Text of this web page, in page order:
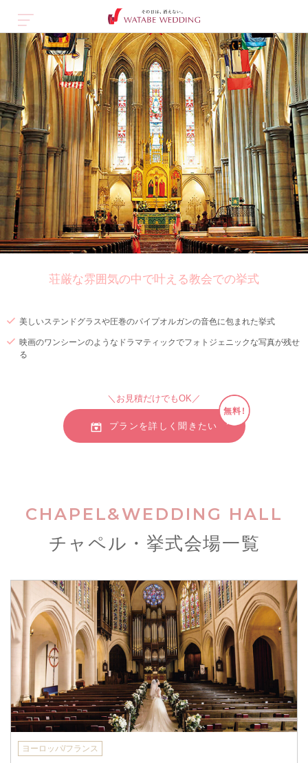
荘厳な雰囲気の中で叶える教会での挙式
美しいステンドグラスや圧巻のパイプオルガンの音色に包まれた挙式
映画のワンシーンのようなドラマティックでフォトジェニックな写真が残せ
る
＼お見積だけでもOK／
プランを詳しく聞きたい
無料!
CHAPEL&WEDDING HALL
チャペル・挙式会場一覧
ヨーロッパ/フランス